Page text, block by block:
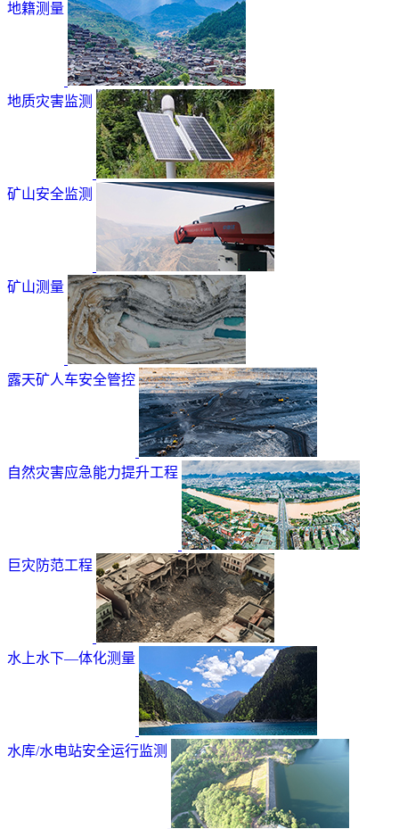
地籍测量
地质灾害监测
矿山安全监测
矿山测量
露天矿人车安全管控
自然灾害应急能力提升工程
巨灾防范工程
水上水下—体化测量
水库/水电站安全运行监测